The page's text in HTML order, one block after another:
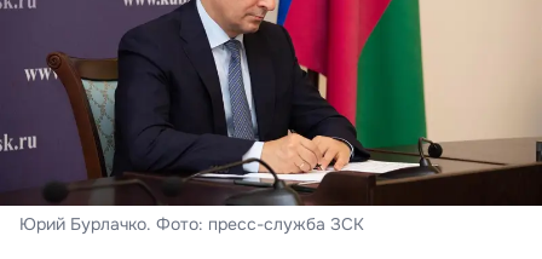
Юрий Бурлачко. Фото: пресс-служба ЗСК